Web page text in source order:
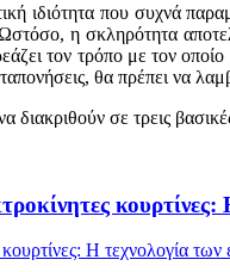
ιδιότητα που συχνά
η σκληρότητα
τον τρόπο με τον
θα πρέπει να
σε τρεις